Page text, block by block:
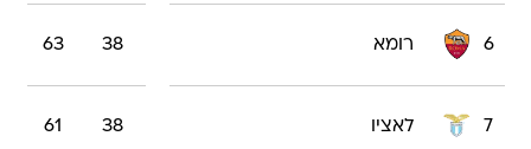
6 רומא 38
63
7 לאציו 38
61